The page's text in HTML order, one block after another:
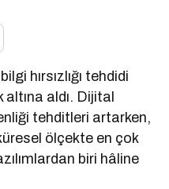
hırsızlığı tehdidi
aldı. Dijital
tehditleri artarken,
ölçekte en çok
biri hâline